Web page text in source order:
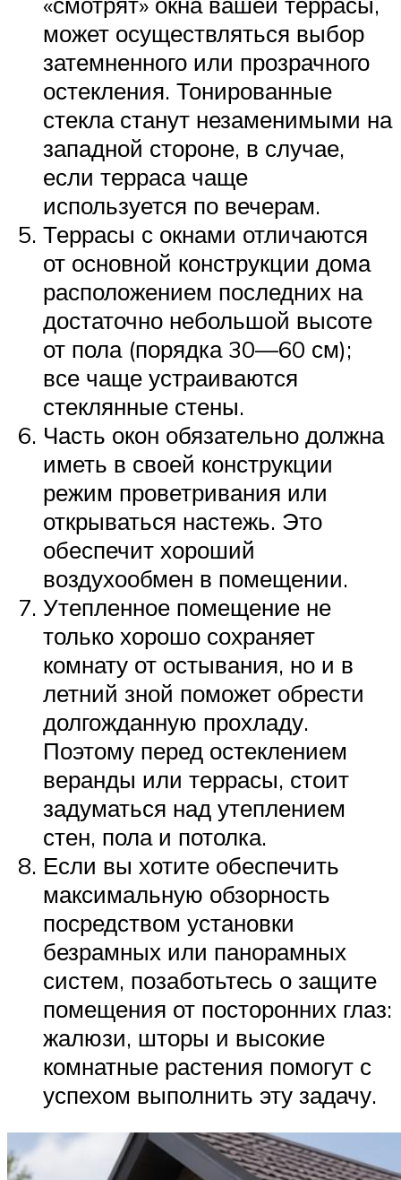
может осуществляться выбор
затемненного или прозрачного
остекления. Тонированные
стекла станут незаменимыми на
западной стороне, в случае,
если терраса чаще
используется по вечерам.
Террасы с окнами отличаются
от основной конструкции дома
расположением последних на
достаточно небольшой высоте
от пола (порядка 30—60 см);
все чаще устраиваются
стеклянные стены.
Часть окон обязательно должна
иметь в своей конструкции
режим проветривания или
открываться настежь. Это
обеспечит хороший
воздухообмен в помещении.
Утепленное помещение не
только хорошо сохраняет
комнату от остывания, но и в
летний зной поможет обрести
долгожданную прохладу.
Поэтому перед остеклением
веранды или террасы, стоит
задуматься над утеплением
стен, пола и потолка.
Если вы хотите обеспечить
максимальную обзорность
посредством установки
безрамных или панорамных
систем, позаботьтесь о защите
помещения от посторонних глаз:
жалюзи, шторы и высокие
комнатные растения помогут с
успехом выполнить эту задачу.